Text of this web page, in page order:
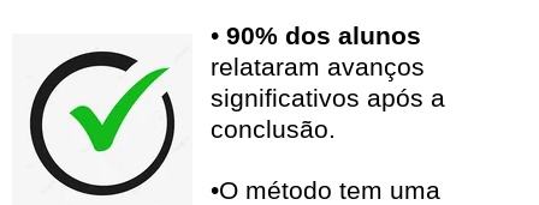
• 90% dos alunos
relataram avanços
significativos após a
conclusão.
•O método tem uma